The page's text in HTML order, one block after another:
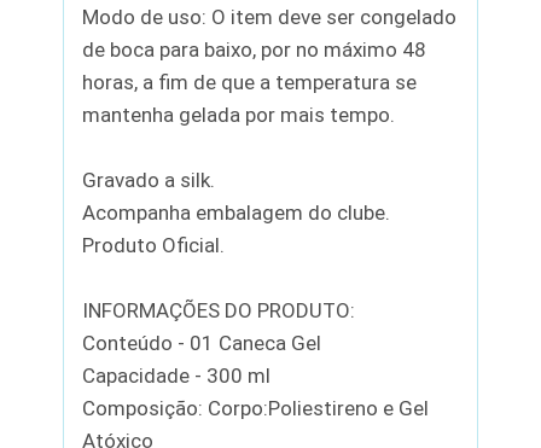
Modo de uso: O item deve ser congelado
de boca para baixo, por no máximo 48
horas, a fim de que a temperatura se
mantenha gelada por mais tempo.
Gravado a silk.
Acompanha embalagem do clube.
Produto Oficial.
INFORMAÇÕES DO PRODUTO:
Conteúdo - 01 Caneca Gel
Capacidade - 300 ml
Composição: Corpo:Poliestireno e Gel
Atóxico